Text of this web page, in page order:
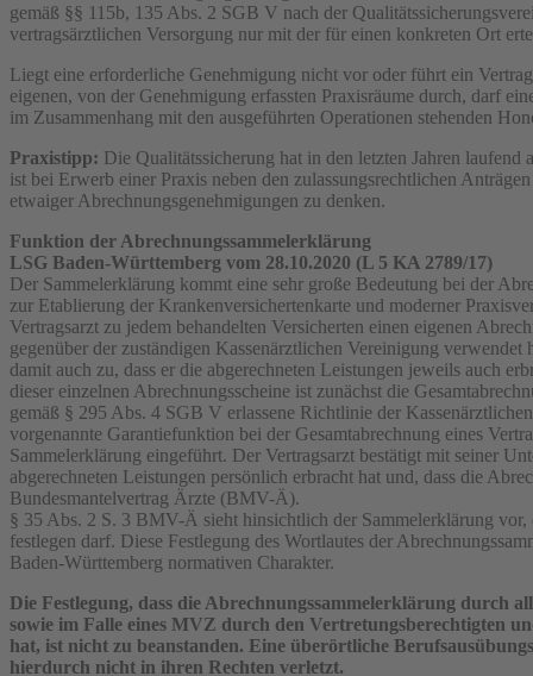
gemäß §§ 115b, 135 Abs. 2 SGB V nach der
vertragsärztlichen Versorgung nur mit der für einen konkreten Ort
Liegt eine erforderliche Genehmigung nicht vor oder führt ein
eigenen, von der Genehmigung erfassten Praxisräume durch, darf
im Zusammenhang mit den ausgeführten Operationen stehenden
Praxistipp: Die Qualitätssicherung hat in den letzten Jahren
ist bei Erwerb einer Praxis neben den zulassungsrechtlichen
etwaiger Abrechnungsgenehmigungen zu denken.
Funktion der Abrechnungssammelerklärung
LSG Baden-Württemberg vom 28.10.2020 (L 5 KA 2789/17)
Der Sammelerklärung kommt eine sehr große Bedeutung bei der
zur Etablierung der Krankenversichertenkarte und moderner
Vertragsarzt zu jedem behandelten Versicherten einen eigenen
gegenüber der zuständigen Kassenärztlichen Vereinigung
damit auch zu, dass er die abgerechneten Leistungen jeweils auch
dieser einzelnen Abrechnungsscheine ist zunächst die
gemäß § 295 Abs. 4 SGB V erlassene Richtlinie der
vorgenannte Garantiefunktion bei der Gesamtabrechnung eines
Sammelerklärung eingeführt. Der Vertragsarzt bestätigt mit seiner
abgerechneten Leistungen persönlich erbracht hat und, dass die
Bundesmantelvertrag Ärzte (BMV-Ä).
§ 35 Abs. 2 S. 3 BMV-Ä sieht hinsichtlich der Sammelerklärung
festlegen darf. Diese Festlegung des Wortlautes der
Baden-Württemberg normativen Charakter.
Die Festlegung, dass die Abrechnungssammelerklärung durch
sowie im Falle eines MVZ durch den Vertretungsberechtigten
hat, ist nicht zu beanstanden. Eine überörtliche
hierdurch nicht in ihren Rechten verletzt.